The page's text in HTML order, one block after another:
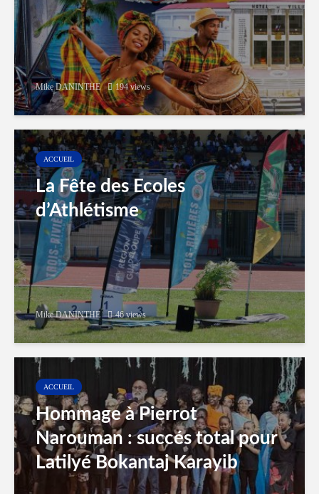
Mike DANINTHE 194 views
ACCUEIL
La Fête des Ecoles
d’Athlétisme
Mike DANINTHE 46 views
ACCUEIL
Hommage à Pierrot
Narouman : succés total pour
Latilyé Bokantaj Karayib